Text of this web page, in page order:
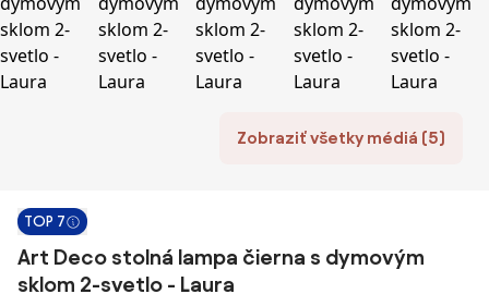
Zobraziť všetky médiá (5)
TOP 7
Art Deco stolná lampa čierna s dymovým
sklom 2-svetlo - Laura